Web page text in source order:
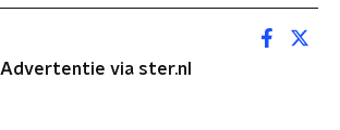
Advertentie via ster.nl